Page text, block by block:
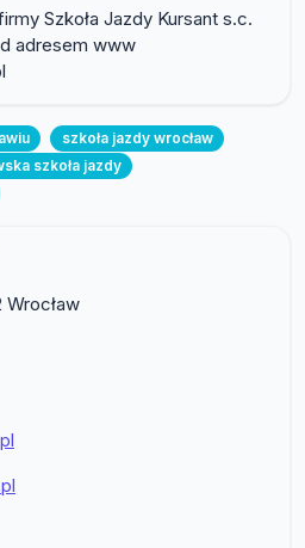
Szkoła Jazdy Kursant s.c.
adresem www
szkoła jazdy wrocław
szkoła jazdy
Wrocław